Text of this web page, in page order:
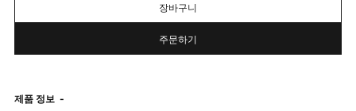
장바구니
주문하기
제품 정보 -